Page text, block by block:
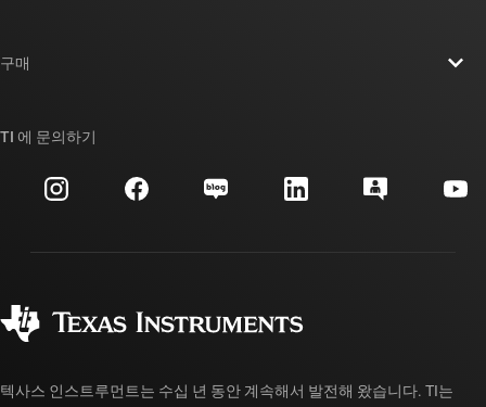
투자 관계
제조
대체품 검색
고객 지원 센터
myTI 계정 FAQ
구매
주문 FAQ
TI 에 문의하기
텍사스 인스트루먼트는 수십 년 동안 계속해서 발전해 왔습니다. TI는